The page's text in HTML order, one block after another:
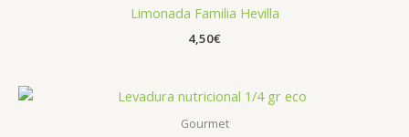
Limonada Familia Hevilla
4,50€
Gourmet